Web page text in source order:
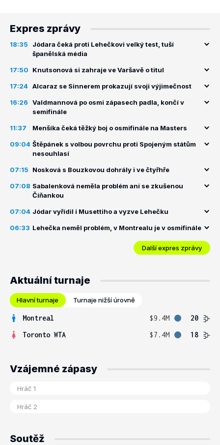
Expres zprávy
18:35
Jódara čeká proti Lehečkovi velký test, tuší
španělská média
17:50 Knutsonová si zahraje ve Varšavě o titul
17:24 Alcaraz se Sinnerem prokazují svoji výjimečnost
16:26
Valdmannová po osmi zápasech padla, končí v
semifinále
11:37 Menšíka čeká těžký boj o osmifinále na Masters
09:04 Štěpánek s volbou povrchu proti Spojeným státům
nesouhlasí
07:15 Nosková s Bouzkovou dohrály i ve čtyřhře
07:08 Sabalenková neměla problém ani se zkušenou
Číňankou
07:04 Jódar vyřídil i Musettiho a vyzve Lehečku
06:33 Lehečka neměl problém, v Montrealu je v osmifinále
Další expres zprávy
Aktuální turnaje
Hlavní turnaje Turnaje nižší úrovně
Montreal $9.4M
20
Toronto WTA
$7.4M 18
Vzájemné zápasy
Soutěž